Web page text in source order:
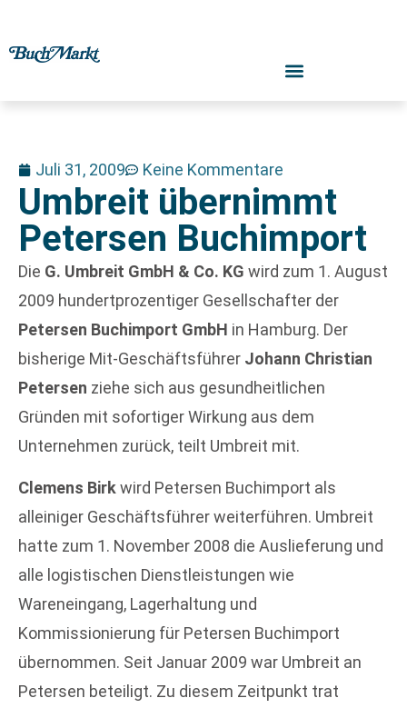
Juli 31, 2009 Keine Kommentare
Umbreit übernimmt
Petersen Buchimport
Die G. Umbreit GmbH & Co. KG wird zum 1. August
2009 hundertprozentiger Gesellschafter der
Petersen Buchimport GmbH in Hamburg. Der
bisherige Mit-Geschäftsführer Johann Christian
Petersen ziehe sich aus gesundheitlichen
Gründen mit sofortiger Wirkung aus dem
Unternehmen zurück, teilt Umbreit mit.
Clemens Birkwird Petersen Buchimport als
alleiniger Geschäftsführer weiterführen. Umbreit
hatte zum 1. November 2008 die Auslieferung und
alle logistischen Dienstleistungen wie
Wareneingang, Lagerhaltung und
Kommissionierung für Petersen Buchimport
übernommen. Seit Januar 2009 war Umbreit an
Petersen beteiligt. Zu diesem Zeitpunkt trat